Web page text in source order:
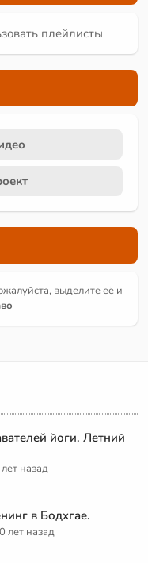
плейлисты
выделите её и
йоги. Летний
назад
в Бодхгае.
лет назад